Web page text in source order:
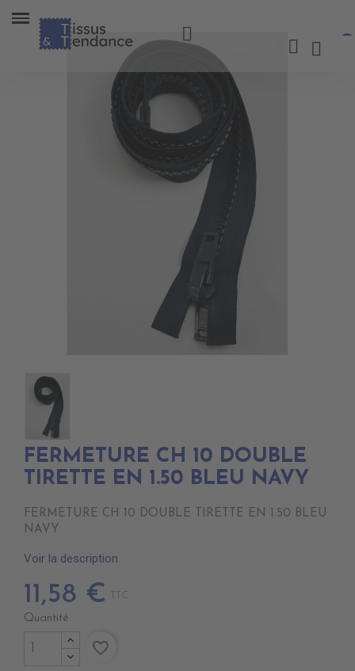
FERMETURE CH 10 DOUBLE
TIRETTE EN 1.50 BLEU NAVY
FERMETURE CH 10 DOUBLE TIRETTE EN 1.50 BLEU
NAVY
Voir la description
11,58 € TTC
Quantité
favorite_border